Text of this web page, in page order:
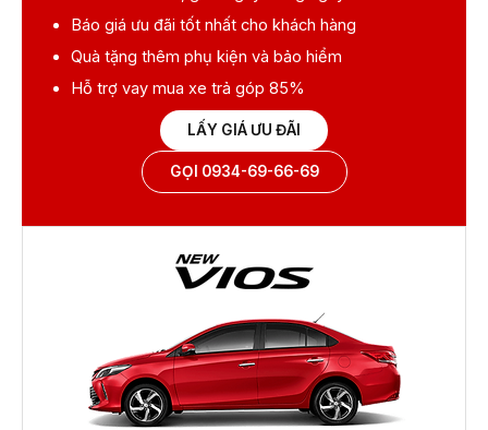
Báo giá ưu đãi tốt nhất cho khách hàng
Quà tặng thêm phụ kiện và bảo hiểm
Hỗ trợ vay mua xe trả góp 85%
LẤY GIÁ ƯU ĐÃI
GỌI 0934-69-66-69